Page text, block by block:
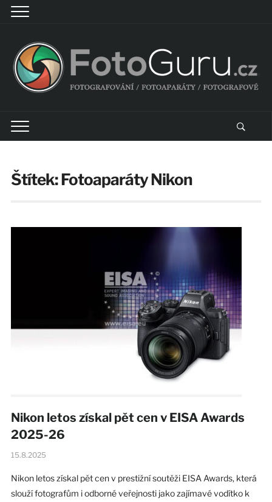
Štítek:Fotoaparáty Nikon
Nikon letos získal pět cen v EISA Awards
2025-26
15.8.2025
Nikon letos získal pět cen v prestižní soutěži EISA Awards, která
slouží fotografům i odborné veřejnosti jako zajímavé vodítko k